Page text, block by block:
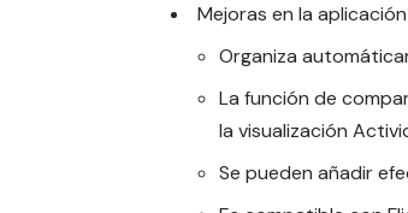
Mejoras en la aplicación
Organiza
La función de
la visualización
Se pueden añadir